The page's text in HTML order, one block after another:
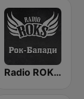
Radio ROKS Rock Ballads